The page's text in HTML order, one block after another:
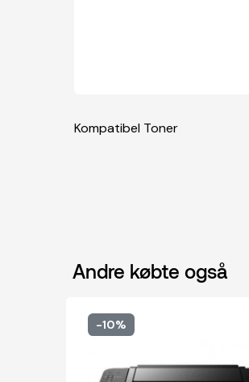
Kompatibel Toner
Andre købte også
-10%